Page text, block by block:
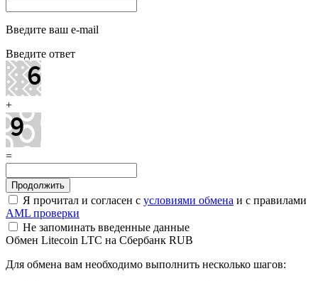
Введите ваш e-mail
Введите ответ
+
=
Я прочитал и согласен с условиями обмена и с правилами
AML проверки
Не запоминать введенные данные
Обмен Litecoin LTC на Сбербанк RUB
Для обмена вам необходимо выполнить несколько шагов: